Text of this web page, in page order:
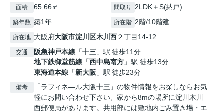
面積 65.66㎡ 間取り 2LDK＋S(納戸)
築年数 築1年 所在階 2階/10階建
所在地 大阪府大阪市淀川区木川西２丁目14-12
交通 阪急神戸本線 「十三 」駅 徒歩11分
地下鉄御堂筋線 「西中島南方 」駅 徒歩13分
東海道本線 「新大阪 」駅 徒歩23分
備考
「ラフィネ―ル大阪十三」の物件情報をお探しならお気
軽にお問い合わせ下さい。家から8mの場所に淀川木川
西郵便局があります。共用部には敷地内ごみ置き場・エ